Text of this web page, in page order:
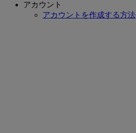
アカウント
アカウントを作成する方法